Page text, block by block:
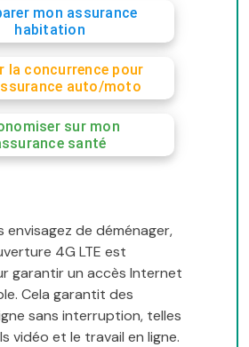
mon assurance
habitation
la concurrence pour
auto/moto
sur mon
santé
envisagez de déménager,
4G LTE est
garantir un accès Internet
Cela garantit des
sans interruption, telles
vidéo et le travail en ligne.